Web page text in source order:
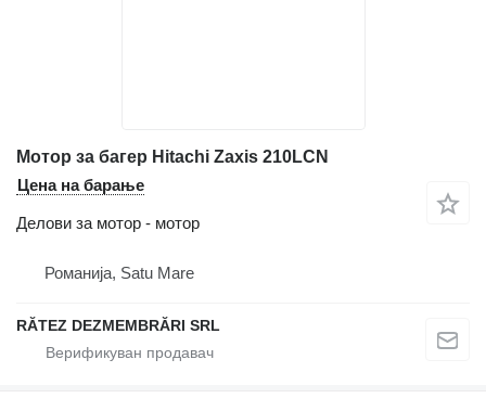
Мотор за багер Hitachi Zaxis 210LCN
Цена на барање
Делови за мотор - мотор
Романија, Satu Mare
RĂTEZ DEZMEMBRĂRI SRL